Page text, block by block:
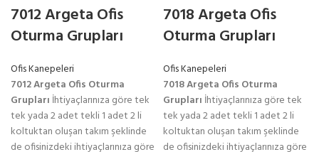
7012 Argeta Ofis
Oturma Grupları
Ofis Kanepeleri
7012 Argeta Ofis Oturma
Grupları İhtiyaçlarınıza göre tek
tek yada 2 adet tekli 1 adet 2 li
koltuktan oluşan takım şeklinde
de ofisinizdeki ihtiyaçlarınıza göre
7018 Argeta Ofis
Oturma Grupları
Ofis Kanepeleri
7018 Argeta Ofis Oturma
Grupları İhtiyaçlarınıza göre tek
tek yada 2 adet tekli 1 adet 2 li
koltuktan oluşan takım şeklinde
de ofisinizdeki ihtiyaçlarınıza göre